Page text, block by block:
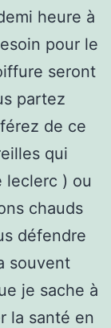
heure à
pour le
seront
partez
de ce
qui
leclerc ) ou
chauds
défendre
souvent
je sache à
la santé en